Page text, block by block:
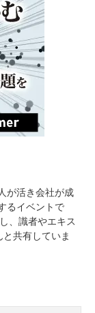
が活き会社が成
るイベントで
、識者やエキス
共有していま